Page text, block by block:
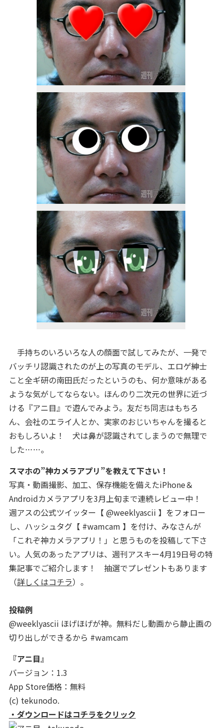
手持ちのいろいろな人の顔面で試してみたが、一発で
バッチリ認識されたのが上の写真のモデル、エロゲ紳士
こと全ギ研の南田氏だったというのも、何か意味がある
ような気がしてならない。ほんのり二次元の世界に近づ
ける『アニ目』で遊んでみよう。友だち同志はもちろ
ん、会社のエライ人とか、実家のおじいちゃんを撮ると
おもしろいよ！ 犬は鼻が認識されてしまうので無理で
した……。
スマホの”神カメラアプリ”を教えて下さい！
写真・動画撮影、加工、保存機能を備えたiPhone＆
Androidカメラアプリを3月上旬まで連続レビュー中！
週アスの公式ツイッター【 @weeklyascii 】をフォロー
し、ハッシュタグ【 #wamcam 】を付け、みなさんが
「これぞ神カメラアプリ！」と思うものを投稿して下さ
い。人気のあったアプリは、週刊アスキー4月19日号の特
集記事でご紹介します！ 抽選でプレゼントもあります
（詳しくはコチラ）。
投稿例
@weeklyascii ほげほげが神。無料だし動画から静止画の
切り出しができるから #wamcam
『アニ目』
バージョン：1.3
App Store価格：無料
(c) tekunodo.
・ダウンロードはコチラをクリック